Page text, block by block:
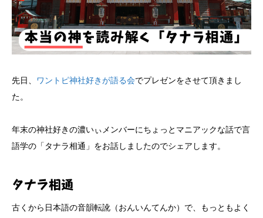
先日、 ワントピ神社好きが語る会でプレゼンをさせて頂きまし
た。
年末の神社好きの濃いぃメンバーにちょっとマニアックな話で言
語学の「タナラ相通」をお話しましたのでシェアします。
タナラ相通
古くから日本語の音韻転訛（おんいんてんか）で、もっともよく